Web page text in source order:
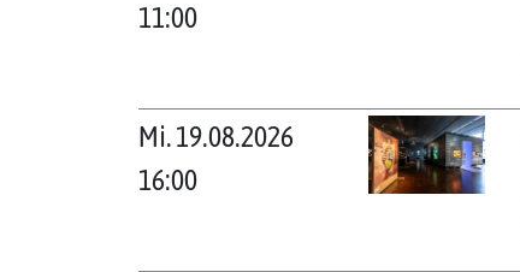
11:00
Mi. 19.08.2026
16:00